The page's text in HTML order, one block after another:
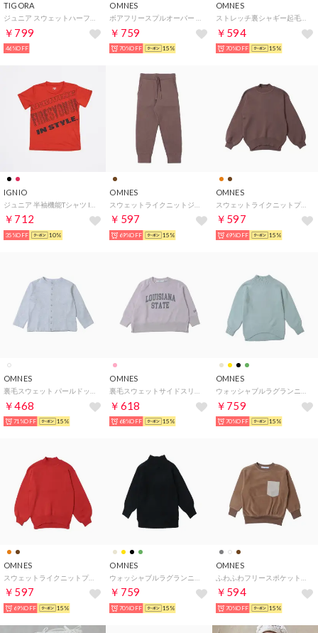
TIGORA
￥799
46%OFF
OMNES
￥759
70%OFF 15%
OMNES
ストレッチ裏シャギー起毛ロングパンツ （インディゴブルー）
￥594
70%OFF 15%
IGNIO
￥712
35%OFF 10%
OMNES
￥597
69%OFF 15%
OMNES
スウェットライクニットプルオーバー （モカ）
￥597
69%OFF 15%
OMNES
￥468
71%OFF 15%
OMNES
￥618
68%OFF 15%
OMNES
￥759
70%OFF 15%
OMNES
￥597
69%OFF 15%
OMNES
￥759
70%OFF 15%
OMNES
￥594
70%OFF 15%